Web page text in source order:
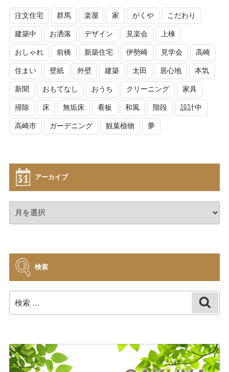
注文住宅 群馬 楽屋 家 がくや こだわり
建築中 お洒落 デザイン 見楽会 上棟
おしゃれ 前橋 新築住宅 伊勢崎 見学会 高崎
住まい 壁紙 外壁 建築 太田 居心地 本気
新聞 おもてなし おうち クリーニング 家具
掃除 床 無垢床 看板 和風 階段 設計中
高崎市 ガーデニング 観葉植物 夢
アーカイブ
ブ
検索
索: